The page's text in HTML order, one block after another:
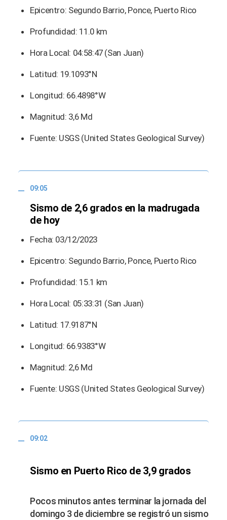
Epicentro: Segundo Barrio, Ponce, Puerto Rico
Profundidad: 11.0 km
Hora Local: 04:58:47 (San Juan)
Latitud: 19.1093°N
Longitud: 66.4898°W
Magnitud: 3,6 Md
Fuente: USGS (United States Geological Survey)
09:05
Sismo de 2,6 grados en la madrugada
de hoy
Fecha: 03/12/2023
Epicentro: Segundo Barrio, Ponce, Puerto Rico
Profundidad: 15.1 km
Hora Local: 05:33:31 (San Juan)
Latitud: 17.9187°N
Longitud: 66.9383°W
Magnitud: 2,6 Md
Fuente: USGS (United States Geological Survey)
09:02
Sismo en Puerto Rico de 3,9 grados
Pocos minutos antes terminar la jornada del
domingo 3 de diciembre se registró un sismo